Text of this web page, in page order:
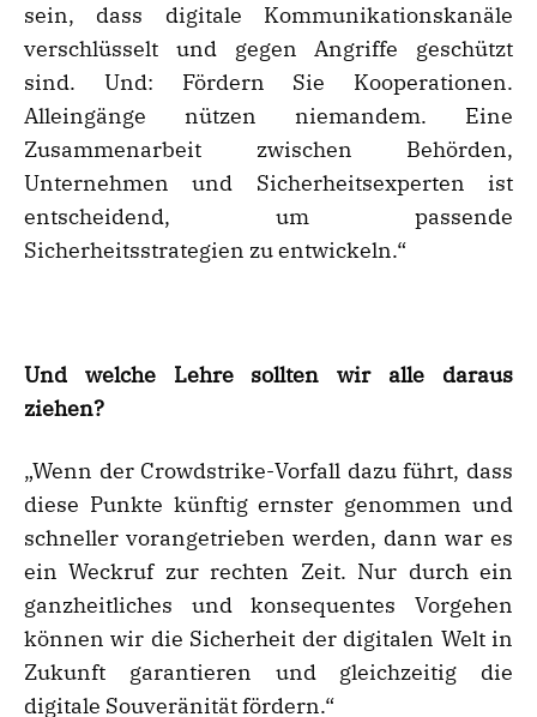
sein, dass digitale Kommunikationskanäle
verschlüsselt und gegen Angriffe geschützt
sind. Und: Fördern Sie Kooperationen.
Alleingänge nützen niemandem. Eine
Zusammenarbeit zwischen Behörden,
Unternehmen und Sicherheitsexperten ist
entscheidend, um passende
Sicherheitsstrategien zu entwickeln.“
Und welche Lehre sollten wir alle daraus
ziehen?
„Wenn der Crowdstrike-Vorfall dazu führt, dass
diese Punkte künftig ernster genommen und
schneller vorangetrieben werden, dann war es
ein Weckruf zur rechten Zeit. Nur durch ein
ganzheitliches und konsequentes Vorgehen
können wir die Sicherheit der digitalen Welt in
Zukunft garantieren und gleichzeitig die
digitale Souveränität fördern.“